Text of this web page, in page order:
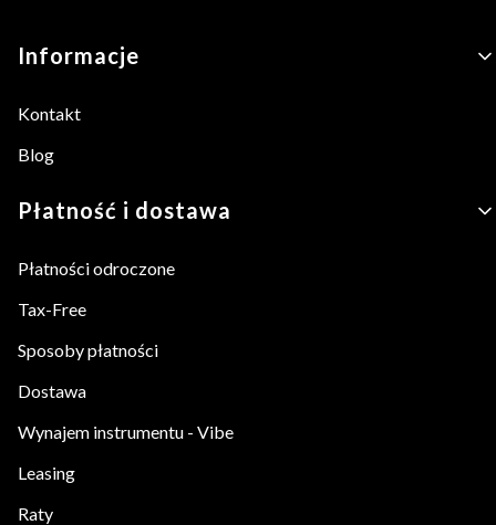
Linki w stopce
Informacje
Kontakt
Blog
Płatność i dostawa
Płatności odroczone
Tax-Free
Sposoby płatności
Dostawa
Wynajem instrumentu - Vibe
Leasing
Raty